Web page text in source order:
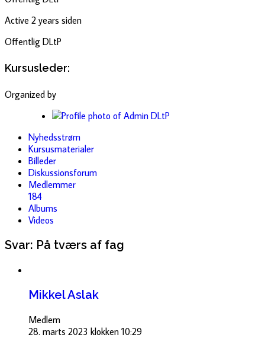
Active 2 years siden
Offentlig DLtP
Kursusleder:
Organized by
Nyhedsstrøm
Kursusmaterialer
Billeder
Diskussionsforum
Medlemmer
184
Albums
Videos
Svar: På tværs af fag
Mikkel Aslak
Medlem
28. marts 2023 klokken 10:29